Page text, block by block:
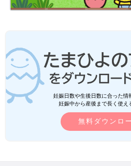
妊娠日数や生後日数に合った情
妊娠中から産後まで長く使え
無料ダウンロ